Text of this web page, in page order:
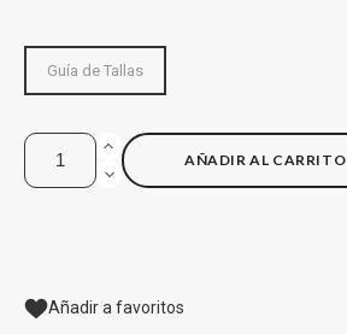
Guía de Tallas
AÑADIR AL CARRITO
Añadir a favoritos